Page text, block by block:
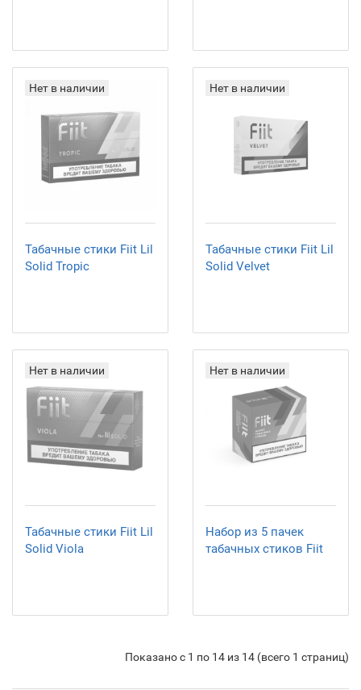
Нет в наличии
Табачные стики Fiit Lil
Solid Tropic
Нет в наличии
Табачные стики Fiit Lil
Solid Velvet
Нет в наличии
Табачные стики Fiit Lil
Solid Viola
Нет в наличии
Набор из 5 пачек
табачных стиков Fiit
Показано с 1 по 14 из 14 (всего 1 страниц)